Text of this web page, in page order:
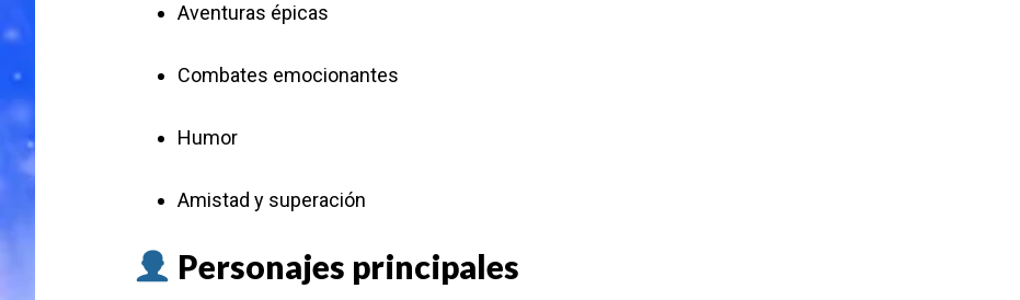
Aventuras épicas
Combates emocionantes
Humor
Amistad y superación
Personajes principales